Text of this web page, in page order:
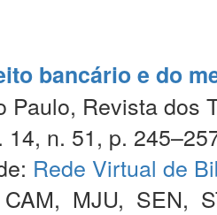
bancário e do
Paulo, Revista dos
n. 51, p.
Rede Virtual de
CAM, MJU, SEN,